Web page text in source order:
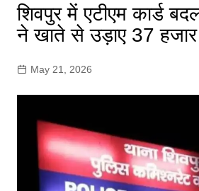
शिवपुर में एटीएम कार्ड
ने खाते से उड़ाए 37
May 21, 2026